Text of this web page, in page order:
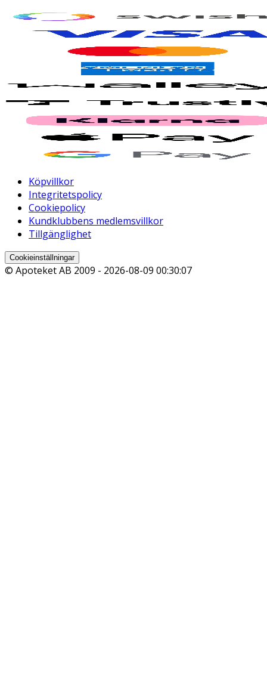
Köpvillkor
Integritetspolicy
Cookiepolicy
Kundklubbens medlemsvillkor
Tillgänglighet
Cookieinställningar
© Apoteket AB 2009 - 2026-08-09 00:30:07